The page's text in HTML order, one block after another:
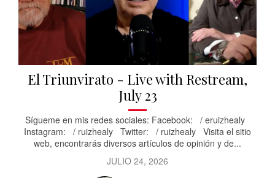
El Triunvirato - Live with Restream,
July 23
Sígueme en mis redes sociales: Facebook: / eruizhealy
Instagram: / ruizhealy Twitter: / ruizhealy Visita el sitio
web, encontrarás diversos artículos de opinión y de...
JULIO 24, 2026